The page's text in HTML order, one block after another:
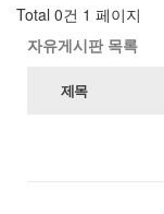
Total 0건 1 페이지
자유게시판 목록
제목